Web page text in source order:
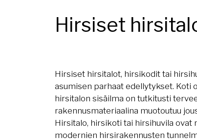
Hirsiset
Hirsiset hirsitalot, hirsikodit tai
asumisen parhaat edellytykset. Koti
hirsitalon sisäilma on tutkitusti
rakennusmateriaalina muotoutuu
Hirsitalo, hirsikoti tai hirsihuvila ovat
modernien hirsirakennusten